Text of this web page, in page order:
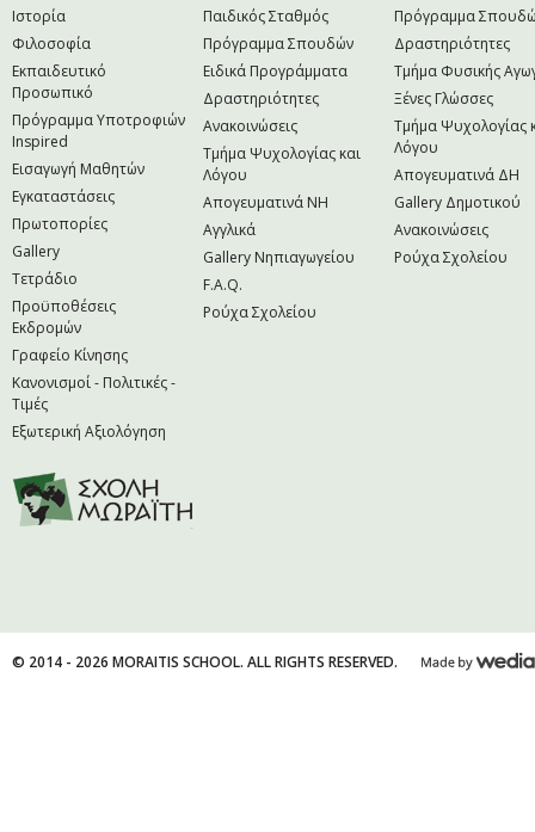
Ιστορία
Φιλοσοφία
Εκπαιδευτικό
Προσωπικό
Πρόγραμμα Υποτροφιών
Inspired
Εισαγωγή Μαθητών
Εγκαταστάσεις
Πρωτοπορίες
Gallery
Τετράδιο
Προϋποθέσεις
Εκδρομών
Γραφείο Κίνησης
Κανονισμοί - Πολιτικές -
Τιμές
Εξωτερική Αξιολόγηση
Παιδικός Σταθμός
Πρόγραμμα Σπουδών
Ειδικά Προγράμματα
Δραστηριότητες
Ανακοινώσεις
Τμήμα Ψυχολογίας και
Λόγου
Απογευματινά NH
Αγγλικά
Gallery Νηπιαγωγείου
F.A.Q.
Ρούχα Σχολείου
Πρόγραμμα
Δραστηριότητες
Τμήμα Φυσικής
Ξένες Γλώσσες
Τμήμα Ψυχολογίας
Λόγου
Απογευματινά ΔΗ
Gallery Δημοτικού
Ανακοινώσεις
Ρούχα Σχολείου
© 2014 - 2026 MORAITIS SCHOOL. ALL RIGHTS RESERVED.